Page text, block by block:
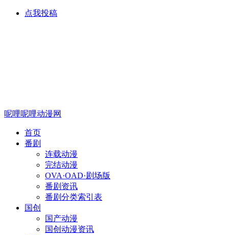
点我投稿
呢哩呢哩动漫网
首页
番剧
连载动漫
完结动漫
OVA·OAD·剧场版
番剧资讯
番剧分类索引表
国创
国产动漫
国创动漫资讯